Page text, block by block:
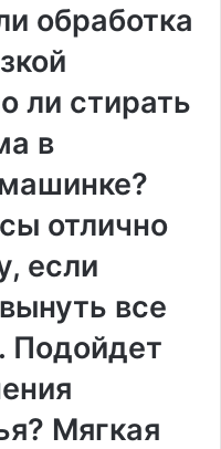
обработка
ли стирать
в
отлично
если
все
Подойдет
Мягкая